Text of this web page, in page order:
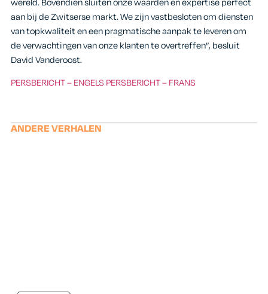
aan bij de Zwitserse markt. We zijn vastbesloten om diensten
van topkwaliteit en een pragmatische aanpak te leveren om
de verwachtingen van onze klanten te overtreffen”, besluit
David Vanderoost.
PERSBERICHT – ENGELSPERSBERICHT – FRANS
ANDERE VERHALEN